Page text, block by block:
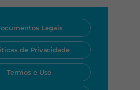
acionar nossa
pelo
telefone ou pelo
Legais
de Privacidade
Termos e Uso